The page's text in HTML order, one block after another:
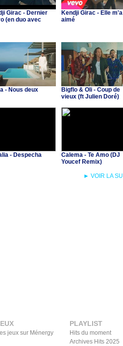
Girac - Dernier
(en duo avec
Kendji Girac - Elle m'a
aimé
- Nous deux
Bigflo & Oli - Coup de
vieux (ft Julien Doré)
- Despecha
Calema - Te Amo (DJ
Youcef Remix)
► VOIR LA
jeux sur Ménergy
PLAYLIST
Hits du moment
Archives Hits 2025